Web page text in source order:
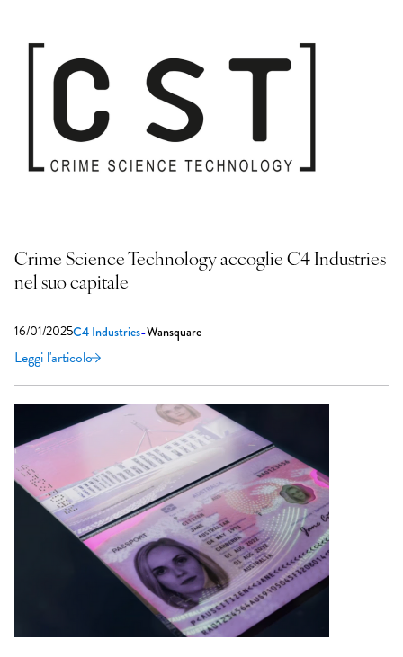
Crime Science Technology accoglie C4 Industries
nel suo capitale
16/01/2025C4 Industries-Wansquare
Leggi l'articolo